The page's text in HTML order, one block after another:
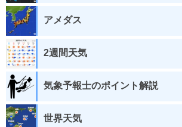
アメダス
2週間天気
気象予報士のポイント解説
世界天気